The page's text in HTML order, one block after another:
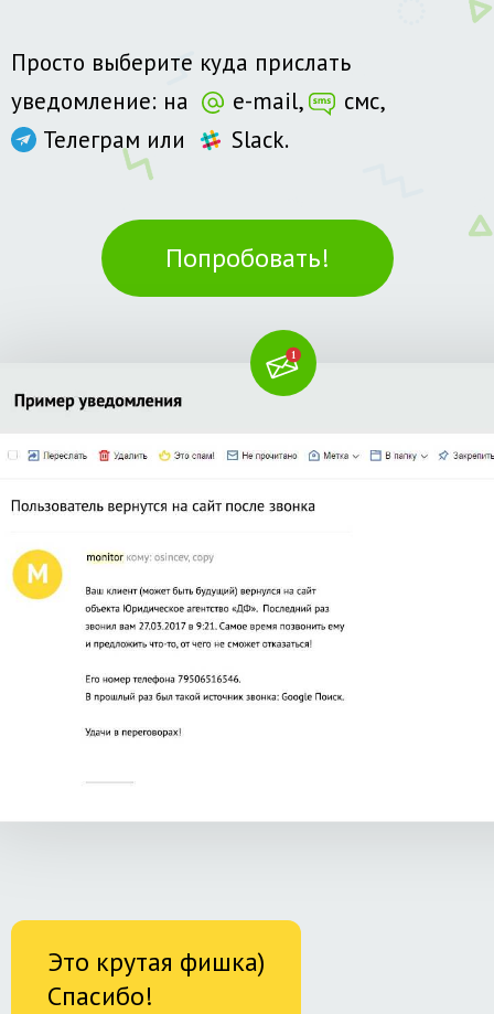
Просто выберите куда прислать
уведомление: на
e-mail,
смс,
Телеграм или Slack.
Попробовать!
Это крутая фишка)
Спасибо!